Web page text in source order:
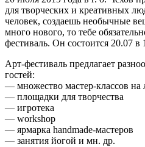
для творческих и креативных
человек, создаешь необычные
много нового, то тебе
фестиваль. Он состоится 20.07
Арт-фестиваль предлагает
гостей:
— множество мастер-классов на
— площадки для творчества
— игротека
— workshop
— ярмарка handmade-мастеров
— занятия йогой и мн. др.